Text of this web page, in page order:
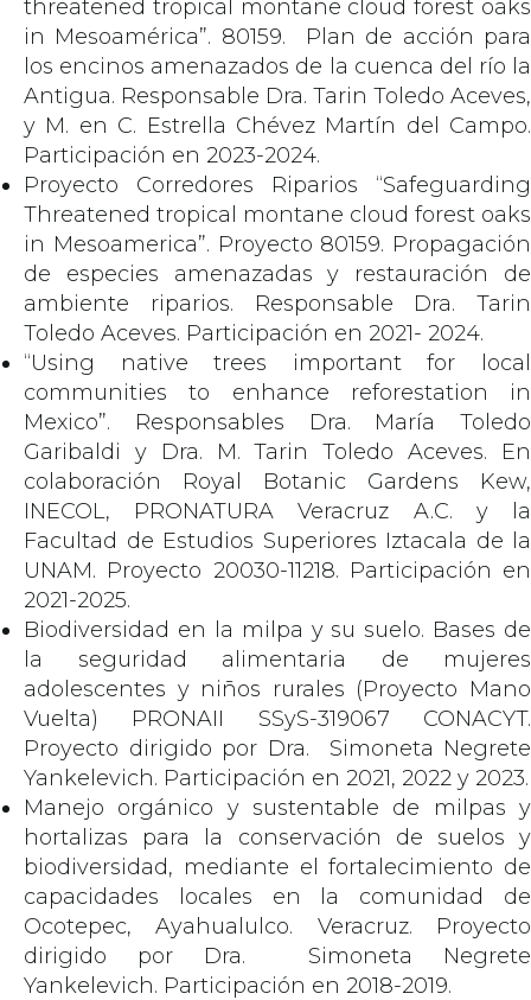
threatened tropical montane cloud forest oaks
in Mesoamérica”. 80159. Plan de acción para
los encinos amenazados de la cuenca del río la
Antigua. Responsable Dra. Tarin Toledo Aceves,
y M. en C. Estrella Chévez Martín del Campo.
Participación en 2023-2024.
Proyecto Corredores Riparios “Safeguarding
Threatened tropical montane cloud forest oaks
in Mesoamerica”. Proyecto 80159. Propagación
de especies amenazadas y restauración de
ambiente riparios. Responsable Dra. Tarin
Toledo Aceves. Participación en 2021- 2024.
“Using native trees important for local
communities to enhance reforestation in
Mexico”. Responsables Dra. María Toledo
Garibaldi y Dra. M. Tarin Toledo Aceves. En
colaboración Royal Botanic Gardens Kew,
INECOL, PRONATURA Veracruz A.C. y la
Facultad de Estudios Superiores Iztacala de la
UNAM. Proyecto 20030-11218. Participación en
2021-2025.
Biodiversidad en la milpa y su suelo. Bases de
la seguridad alimentaria de mujeres
adolescentes y niños rurales (Proyecto Mano
Vuelta) PRONAII SSyS-319067 CONACYT.
Proyecto dirigido por Dra. Simoneta Negrete
Yankelevich. Participación en 2021, 2022 y 2023.
Manejo orgánico y sustentable de milpas y
hortalizas para la conservación de suelos y
biodiversidad, mediante el fortalecimiento de
capacidades locales en la comunidad de
Ocotepec, Ayahualulco. Veracruz. Proyecto
dirigido por Dra. Simoneta Negrete
Yankelevich. Participación en 2018-2019.